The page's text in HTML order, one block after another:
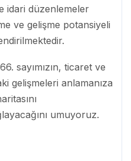
idari düzenlemeler
ve gelişme potansiyeli
sayımızın, ticaret ve
gelişmeleri anlamanıza
umuyoruz.